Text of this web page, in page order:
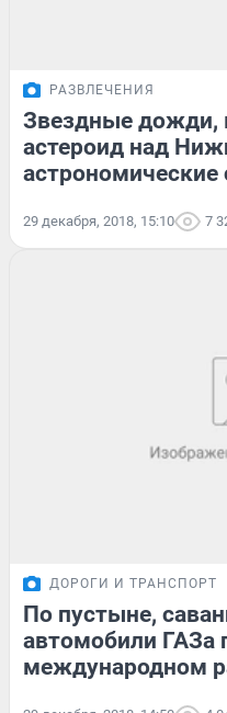
РАЗВЛЕЧЕНИЯ
Звездные дожди,
астероид над
астрономические
29 декабря, 2018, 15:10 7
ДОРОГИ И ТРАНСПОРТ
По пустыне,
автомобили ГАЗа
международном